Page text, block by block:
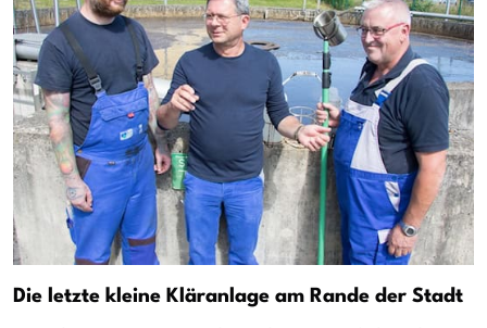
Die letzte kleine Kläranlage am Rande der Stadt